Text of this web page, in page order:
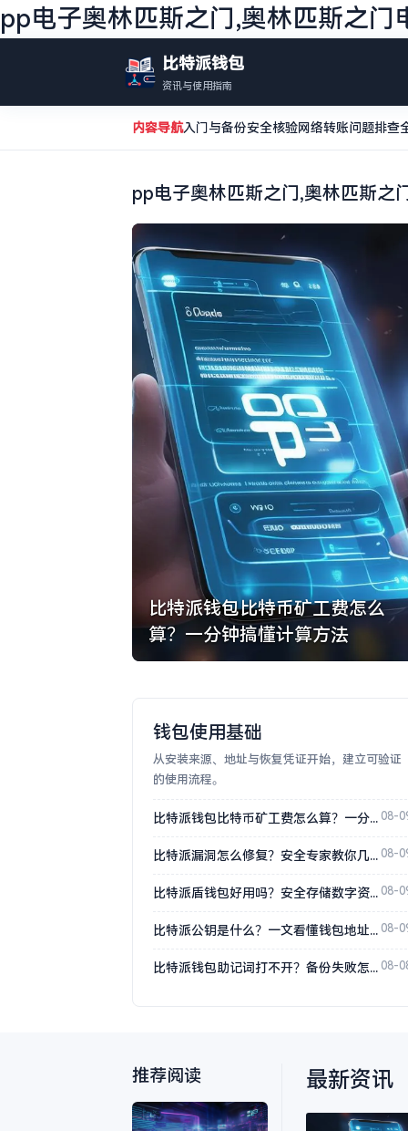
pp电子奥林匹斯之门,奥林匹斯之门
比特派钱包
资讯与使用指南
内容导航入门与备份安全核验网络转账问题排查
pp电子奥林匹斯之门,奥林匹斯之
比特派钱包比特币矿工费怎么
算？一分钟搞懂计算方法
钱包使用基础
从安装来源、地址与恢复凭证开始，建立可验证
的使用流程。
比特派钱包比特币矿工费怎么算？一分钟搞懂计算方法 08-
比特派漏洞怎么修复？安全专家教你几招 08-
比特派盾钱包好用吗？安全存储数字资产的首选 08-
比特派公钥是什么？一文看懂钱包地址怎么用 08-
比特派钱包助记词打不开？备份失败怎么办 08-
推荐阅读 最新资讯